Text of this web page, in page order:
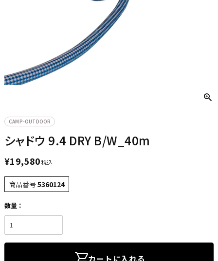
CAMP-OUTDOOR
シャドウ 9.4 DRY B/W_40m
¥19,580税込
商品番号5360124
カートに入れる